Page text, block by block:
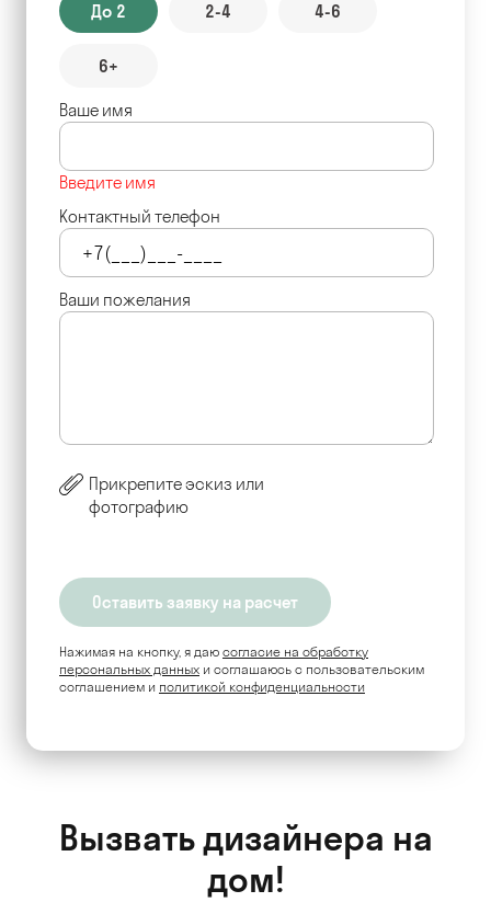
До 2 2-4 4-6
6+
Ваше имя
Введите имя
Контактный телефон
Ваши пожелания
Прикрепите эскиз или
фотографию
Нажимая на кнопку, я даю согласие на обработку
персональных данных и соглашаюсь c пользовательским
соглашением и политикой конфиденциальности
Вызвать дизайнера на
дом!